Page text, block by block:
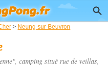
> Neung-sur-Beuvron
camping situé rue de veillas,